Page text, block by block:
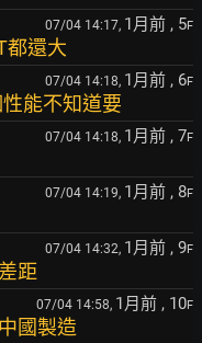
07/04 14:17, 1月前 , 5F
都還大
07/04 14:18, 1月前 , 6F
能不知道要
07/04 14:18, 1月前 , 7F
07/04 14:19, 1月前 , 8F
07/04 14:32, 1月前 , 9F
距
07/04 14:58, 1月前 , 10F
國製造